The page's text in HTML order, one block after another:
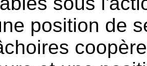
position de